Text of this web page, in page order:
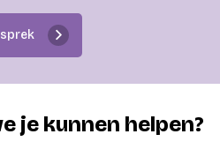
je kunnen helpen?